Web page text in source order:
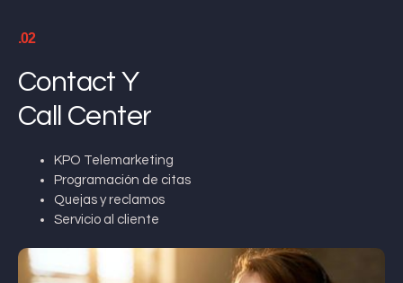
.02
Contact Y
Call Center
KPO Telemarketing
Programación de citas
Quejas y reclamos
Servicio al cliente